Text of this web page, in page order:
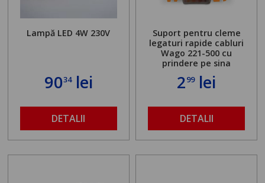
Lampă LED 4W 230V
9034lei
DETALII
Suport pentru cleme
legaturi rapide cabluri
Wago 221-500 cu
prindere pe sina
299lei
DETALII